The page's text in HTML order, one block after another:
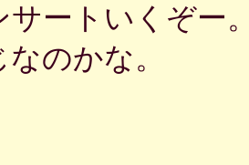
サートいくぞー
のかな。